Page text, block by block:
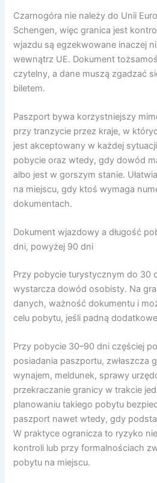
Czarnogóra nie należy do Unii
Schengen, więc granica jest
wjazdu są egzekwowane inaczej
wewnątrz UE. Dokument
czytelny, a dane muszą zgadzać
biletem.
Paszport bywa korzystniejszy
przy tranzycie przez kraje, w
jest akceptowany w każdej
pobycie oraz wtedy, gdy dowód
albo jest w gorszym stanie.
na miejscu, gdy ktoś wymaga
dokumentach.
Dokument wjazdowy a długość
dni, powyżej 90 dni
Przy pobycie turystycznym do 30
wystarcza dowód osobisty. Na
danych, ważność dokumentu i
celu pobytu, jeśli padną
Przy pobycie 30–90 dni częściej
posiadania paszportu, zwłaszcza
wynajem, meldunek, sprawy
przekraczanie granicy w trakcie
planowaniu takiego pobytu
paszport nawet wtedy, gdy
W praktyce ogranicza to ryzyko
kontroli lub przy formalnościach
pobytu na miejscu.